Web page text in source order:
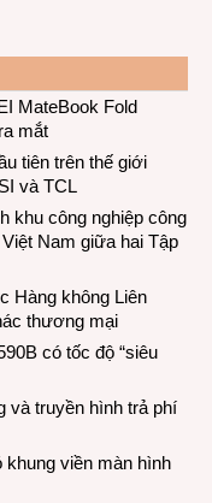
MateBook Fold
mắt
tiên trên thế giới
và TCL
khu công nghiệp công
Nam giữa hai Tập
Hàng không Liên
thương mại
có tốc độ “siêu
và truyền hình trả phí
khung viền màn hình